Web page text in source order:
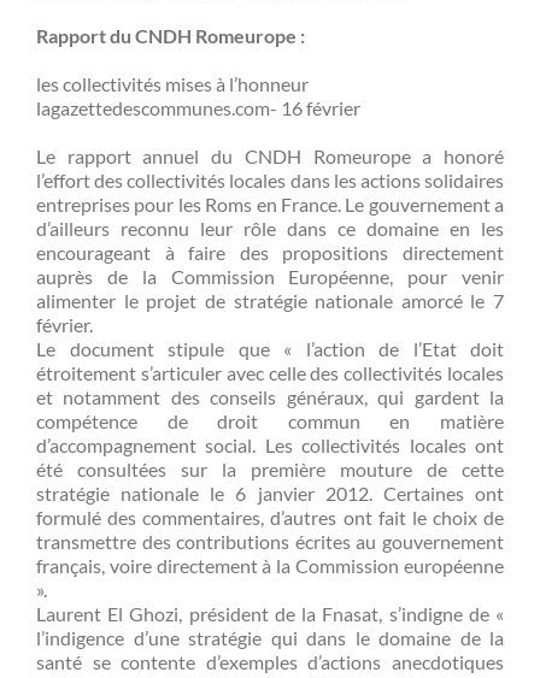
Rapport du CNDH Romeurope :
les collectivités mises à l’honneur
lagazettedescommunes.com- 16 février
Le rapport annuel du CNDH Romeurope a honoré
l’effort des collectivités locales dans les actions solidaires
entreprises pour les Roms en France. Le gouvernement a
d’ailleurs reconnu leur rôle dans ce domaine en les
encourageant à faire des propositions directement
auprès de la Commission Européenne, pour venir
alimenter le projet de stratégie nationale amorcé le 7
février.
Le document stipule que « l’action de l’Etat doit
étroitement s’articuler avec celle des collectivités locales
et notamment des conseils généraux, qui gardent la
compétence de droit commun en matière
d’accompagnement social. Les collectivités locales ont
été consultées sur la première mouture de cette
stratégie nationale le 6 janvier 2012. Certaines ont
formulé des commentaires, d’autres ont fait le choix de
transmettre des contributions écrites au gouvernement
français, voire directement à la Commission européenne
».
Laurent El Ghozi, président de la Fnasat, s’indigne de «
l’indigence d’une stratégie qui dans le domaine de la
santé se contente d’exemples d’actions anecdotiques